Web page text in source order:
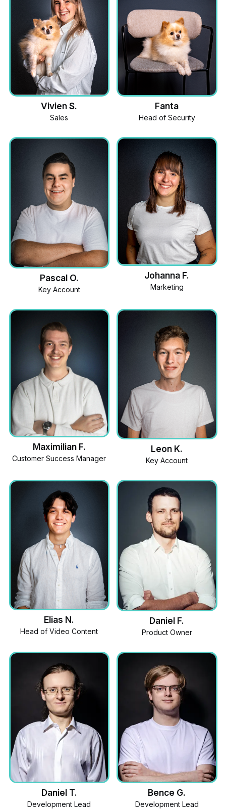
Vivien S.
Sales
Fanta
Head of Security
Pascal O.
Key Account
Johanna F.
Marketing
Maximilian F.
Customer Success Manager
Leon K.
Key Account
Elias N.
Head of Video Content
Daniel F.
Product Owner
Daniel T.
Development Lead
Bence G.
Development Lead